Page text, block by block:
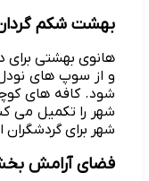
بهشت شکم
هانوی بهشتی برای
و از سوپ های
شود. کافه های
شهر را تکمیل می
شهر برای
فضای آرامش